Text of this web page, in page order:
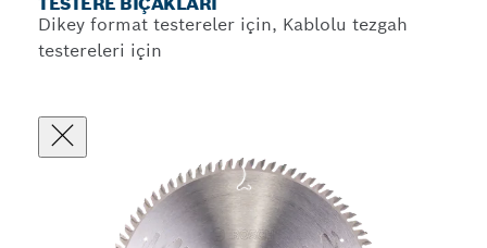
Dikey format testereler için, Kablolu tezgah
testereleri için